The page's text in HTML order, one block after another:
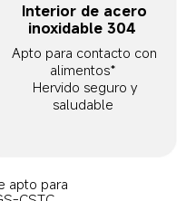
Interior de acero
inoxidable 304
Apto para contacto con
alimentos*
Hervido seguro y
saludable
apto para